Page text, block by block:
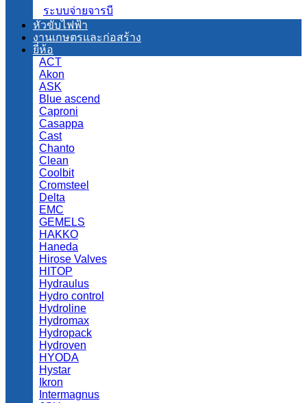
ระบบจ่ายจารบี
หัวขับไฟฟ้า
งานเกษตรและก่อสร้าง
ยี่ห้อ
ACT
Akon
ASK
Blue ascend
Caproni
Casappa
Cast
Chanto
Clean
Coolbit
Cromsteel
Delta
EMC
GEMELS
HAKKO
Haneda
Hirose Valves
HITOP
Hydraulus
Hydro control
Hydroline
Hydromax
Hydropack
Hydroven
HYODA
Hystar
Ikron
Intermagnus